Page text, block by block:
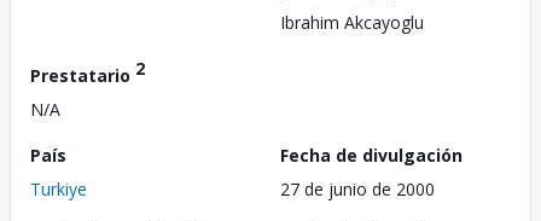
Ibrahim Akcayoglu
Prestatario 2
N/A
País
Turkiye
Fecha de divulgación
27 de junio de 2000